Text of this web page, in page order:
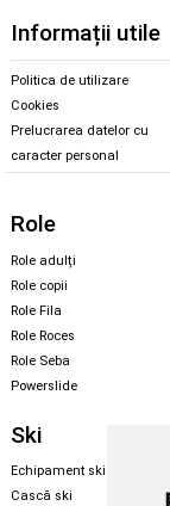
Informații utile
Politica de utilizare
Cookies
Prelucrarea datelor cu
caracter personal
Role
Role adulți
Role copii
Role Fila
Role Roces
Role Seba
Powerslide
Ski
Echipament ski
Cască ski